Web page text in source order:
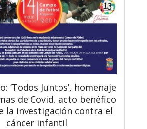
‘Todos Juntos’, homenaje
de Covid, acto benéfico
la investigación contra el
cáncer infantil